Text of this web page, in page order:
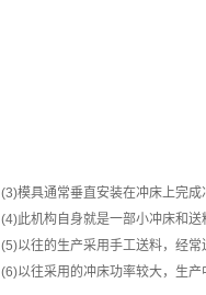
(3)模具通常垂直安装在冲床上完
(4)此机构自身就是一部小冲床和送
(5)以往的生产采用手工送料，经常
(6)以往采用的冲床功率较大，生